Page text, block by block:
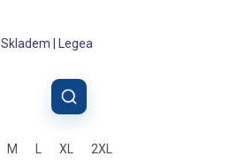
Skladem | Legea
M XL 2XL